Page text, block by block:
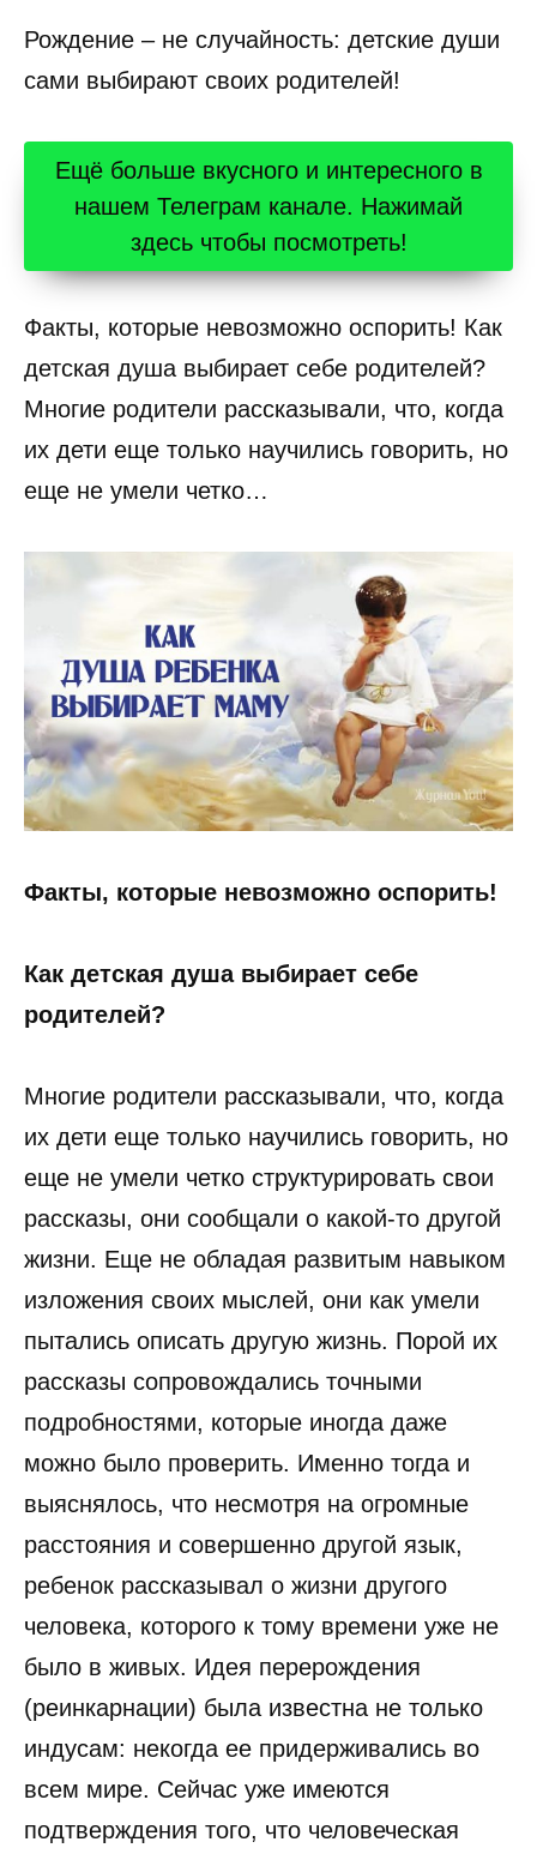
Рождение – не случайность: детские души
сами выбирают своих родителей!
Ещё больше вкусного и интересного в
нашем Телеграм канале. Нажимай
здесь чтобы посмотреть!
Факты, которые невозможно оспорить! Как
детская душа выбирает себе родителей?
Многие родители рассказывали, что, когда
их дети еще только научились говорить, но
еще не умели четко…
Факты, которые невозможно оспорить!
Как детская душа выбирает себе
родителей?
Многие родители рассказывали, что, когда
их дети еще только научились говорить, но
еще не умели четко структурировать свои
рассказы, они сообщали о какой-то другой
жизни. Еще не обладая развитым навыком
изложения своих мыслей, они как умели
пытались описать другую жизнь. Порой их
рассказы сопровождались точными
подробностями, которые иногда даже
можно было проверить. Именно тогда и
выяснялось, что несмотря на огромные
расстояния и совершенно другой язык,
ребенок рассказывал о жизни другого
человека, которого к тому времени уже не
было в живых. Идея перерождения
(реинкарнации) была известна не только
индусам: некогда ее придерживались во
всем мире. Сейчас уже имеются
подтверждения того, что человеческая